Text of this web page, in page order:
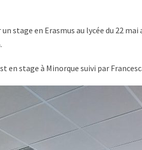
stage en Erasmus au lycée du 22 mai
en stage à Minorque suivi par